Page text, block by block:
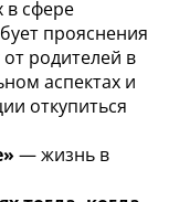
в сфере
прояснения
родителей в
аспектах и
откупиться
— жизнь в